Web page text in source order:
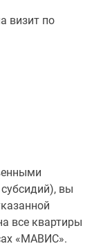
визит по
вы
все квартиры
«МАВИС».